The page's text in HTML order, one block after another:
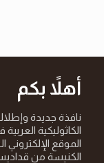
أهلاً بكم
نافذة جديدة
الكاثوليكية
الموقع
الكنيسة من